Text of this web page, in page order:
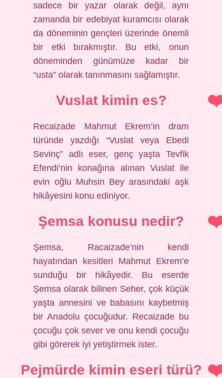
sadece bir yazar olarak değil, aynı
zamanda bir edebiyat kuramcısı olarak
da döneminin gençleri üzerinde önemli
bir etki bırakmıştır. Bu etki, onun
döneminden günümüze kadar bir
“usta” olarak tanınmasını sağlamıştır.
Vuslat kimin es?
Recaizade Mahmut Ekrem’in dram
türünde yazdığı “Vuslat veya Ebedi
Sevinç” adlı eser, genç yaşta Tevfik
Efendi’nin konağına alınan Vuslat ile
evin oğlu Muhsin Bey arasındaki aşk
hikâyesini konu ediniyor.
Şemsa konusu nedir?
Şemsa, Racaizade’nin kendi
hayatından kesitleri Mahmut Ekrem’e
sunduğu bir hikâyedir. Bu eserde
Şemsa olarak bilinen Seher, çok küçük
yaşta annesini ve babasını kaybetmiş
bir Anadolu çocuğudur. Recaizade bu
çocuğu çok sever ve onu kendi çocuğu
gibi görerek iyi yetiştirmek ister.
Pejmürde kimin eseri türü?